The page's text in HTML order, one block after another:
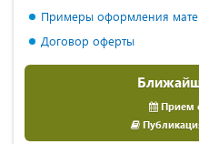
Примеры оформления
Договор оферты
Прием